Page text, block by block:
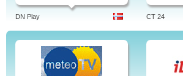
DN Play CT 24